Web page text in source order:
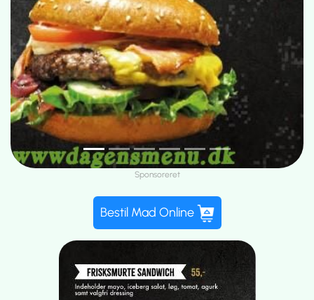
Sponsoreret
Bestil Mad Online